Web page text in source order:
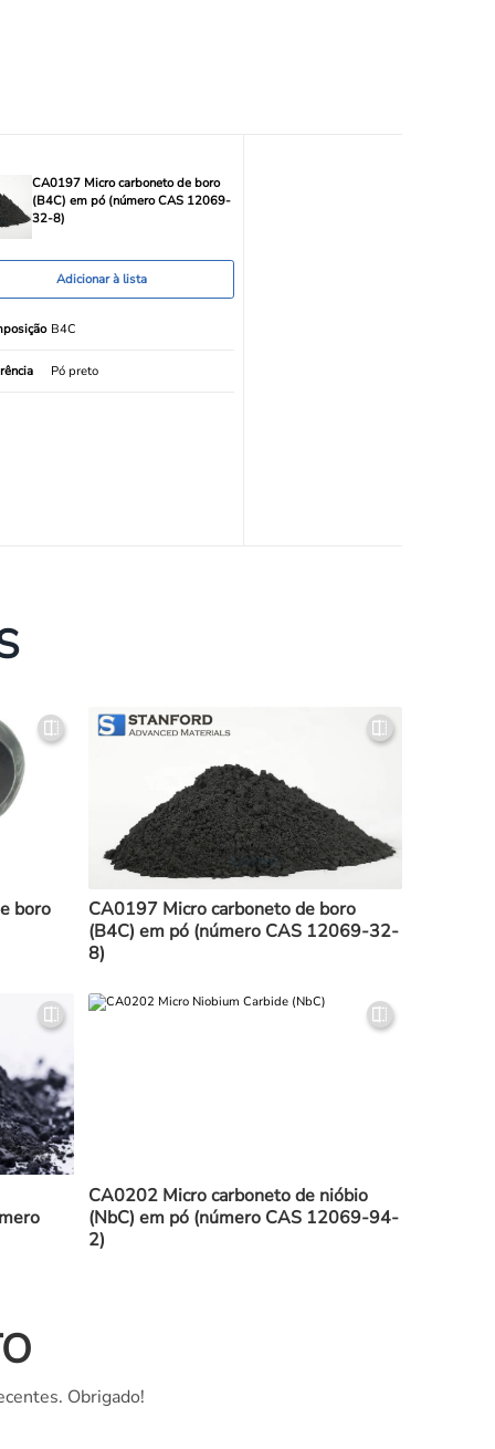
CA0197 Micro carboneto de boro
(B4C) em pó (número CAS 12069-
32-8)
Adicionar à lista
B4C
Pó preto
boro
CA0197 Micro carboneto de boro
(B4C) em pó (número CAS 12069-32-
8)
CA0202 Micro carboneto de nióbio
(NbC) em pó (número CAS 12069-94-
2)
Obrigado!